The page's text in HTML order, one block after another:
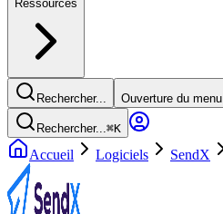
Ressources
Rechercher... Ouverture du menu
Rechercher...⌘K
Accueil Logiciels SendX